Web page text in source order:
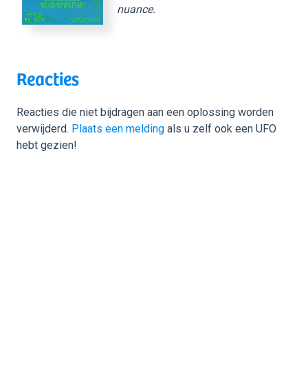
nuance.
Reacties
Reacties die niet bijdragen aan een oplossing worden
verwijderd. Plaats een melding als u zelf ook een UFO
hebt gezien!